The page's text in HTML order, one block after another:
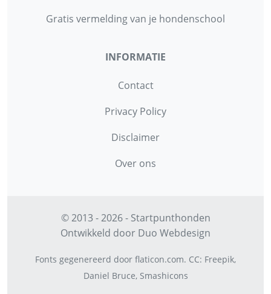
Gratis vermelding van je hondenschool
INFORMATIE
Contact
Privacy Policy
Disclaimer
Over ons
© 2013 - 2026 - Startpunthonden
Ontwikkeld door Duo Webdesign
Fonts gegenereerd door flaticon.com. CC: Freepik,
Daniel Bruce, Smashicons